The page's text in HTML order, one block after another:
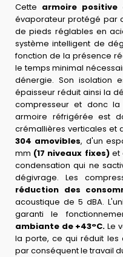
Cette armoire
évaporateur protégé par
de pieds réglables en
système intelligent de
fonction de la présence
le temps minimal
dénergie. Son isolation
épaisseur réduit ainsi la
compresseur et donc la
armoire réfrigérée est
crémallières verticales et
304 amovibles, d'un
mm (17 niveaux fixes) et
condensation qui ne
dégivrage.
Les
réduction des
acoustique de 5 dBA.
garanti le
ambiante de +43°C. Le
la porte, ce qui réduit
par conséquent le travail